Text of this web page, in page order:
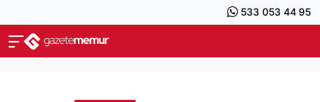
533 053 44 95